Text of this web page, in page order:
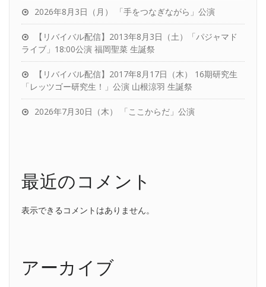
2026年8月3日（月） 「手をつなぎながら」公演
【リバイバル配信】2013年8月3日（土）「パジャマド
ライブ」18:00公演 福岡聖菜 生誕祭
【リバイバル配信】2017年8月17日（木） 16期研究生
「レッツゴー研究生！」公演 山根涼羽 生誕祭
2026年7月30日（木） 「ここからだ」公演
最近のコメント
表示できるコメントはありません。
アーカイブ